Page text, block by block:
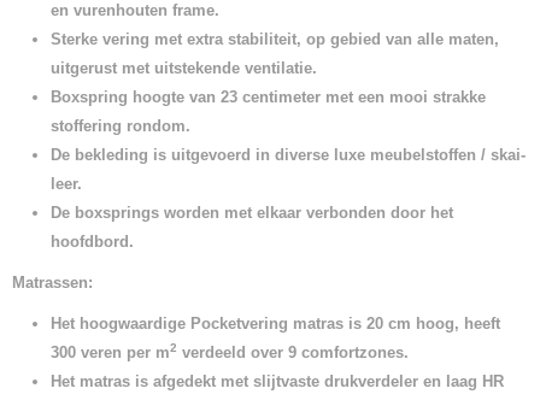
en vurenhouten frame.
Sterke vering met extra stabiliteit, op gebied van alle maten,
uitgerust met uitstekende ventilatie.
Boxspring hoogte van 23 centimeter met een mooi strakke
stoffering rondom.
De bekleding is uitgevoerd in diverse luxe meubelstoffen / skai-
leer.
De boxsprings worden met elkaar verbonden door het
hoofdbord.
Matrassen:
Het hoogwaardige Pocketvering matras is 20 cm hoog, heeft
300 veren per m2 verdeeld over 9 comfortzones.
Het matras is afgedekt met slijtvaste drukverdeler en laag HR